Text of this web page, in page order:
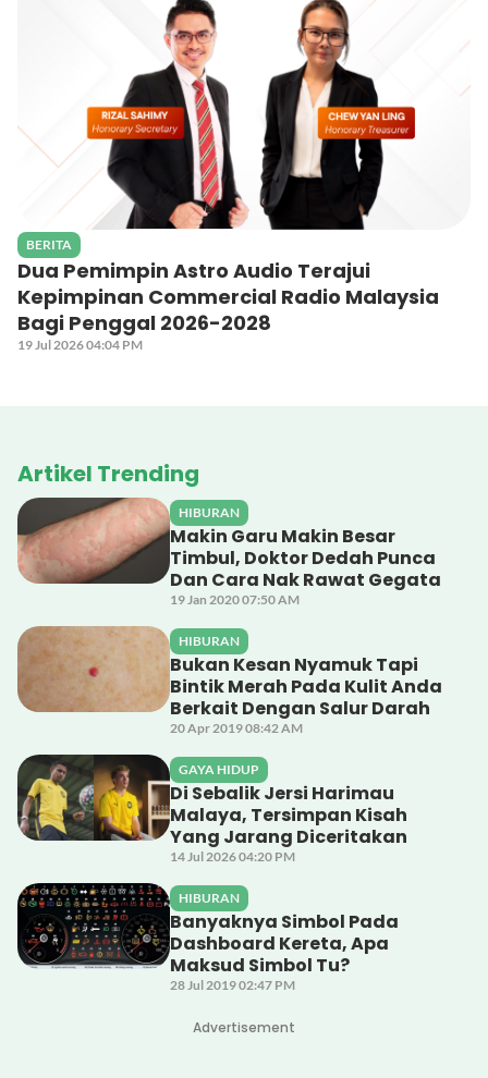
BERITA
Dua Pemimpin Astro Audio Terajui
Kepimpinan Commercial Radio Malaysia
Bagi Penggal 2026-2028
19 Jul 2026 04:04 PM
Artikel Trending
HIBURAN
Makin Garu Makin Besar
Timbul, Doktor Dedah Punca
Dan Cara Nak Rawat Gegata
19 Jan 2020 07:50 AM
HIBURAN
Bukan Kesan Nyamuk Tapi
Bintik Merah Pada Kulit Anda
Berkait Dengan Salur Darah
20 Apr 2019 08:42 AM
GAYA HIDUP
Di Sebalik Jersi Harimau
Malaya, Tersimpan Kisah
Yang Jarang Diceritakan
14 Jul 2026 04:20 PM
HIBURAN
Banyaknya Simbol Pada
Dashboard Kereta, Apa
Maksud Simbol Tu?
28 Jul 2019 02:47 PM
Advertisement